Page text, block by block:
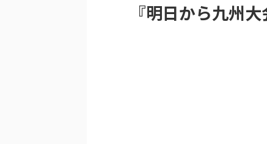
『明日から九州大